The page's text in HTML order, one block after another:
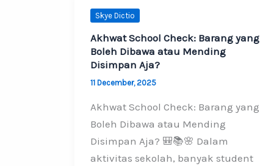
Skye Dictio
Akhwat School Check: Barang yang
Boleh Dibawa atau Mending
Disimpan Aja?
11 December, 2025
Akhwat School Check: Barang yang
Boleh Dibawa atau Mending
Disimpan Aja? 🎒📚🌸 Dalam
aktivitas sekolah, banyak student